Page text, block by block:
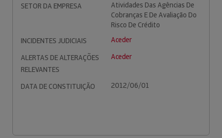
SETOR DA EMPRESA
Atividades Das Agências De
Cobranças E De Avaliação Do
Risco De Crédito
INCIDENTES JUDICIAIS
Aceder
ALERTAS DE ALTERAÇÕES
RELEVANTES
Aceder
DATA DE CONSTITUIÇÃO 2012/06/01